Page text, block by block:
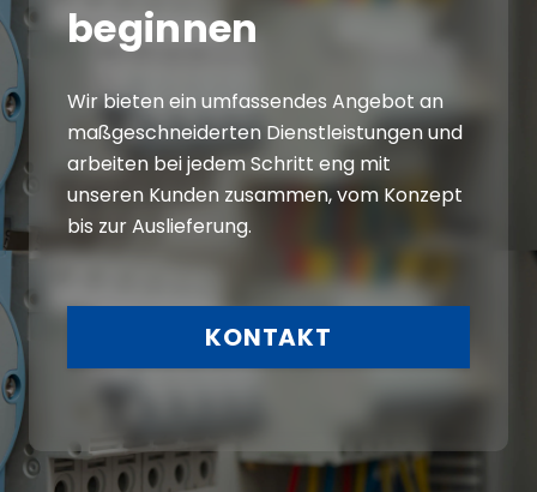
beginnen
Wir bieten ein umfassendes Angebot an
maßgeschneiderten Dienstleistungen und
arbeiten bei jedem Schritt eng mit
unseren Kunden zusammen, vom Konzept
bis zur Auslieferung.
KONTAKT